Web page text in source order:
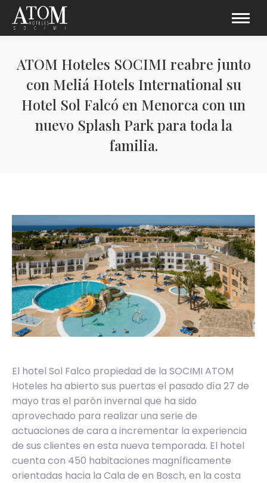
ATOM Hoteles SOCIMI reabre junto
con Meliá Hotels International su
Hotel Sol Falcó en Menorca con un
nuevo Splash Park para toda la
familia.
El hotel Sol Falco propiedad de la SOCIMI ATOM
Hoteles ha abierto sus puertas el pasado día 27 de
mayo tras el parón invernal que ha sido
aprovechado para realizar una serie de
actuaciones de cara a incrementar la experiencia
de sus clientes en esta nueva temporada. El hotel
cuenta con 450 habitaciones magníficamente
orientadas hacia la Cala de en Bosch, en la costa